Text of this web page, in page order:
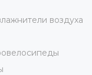
воздуха